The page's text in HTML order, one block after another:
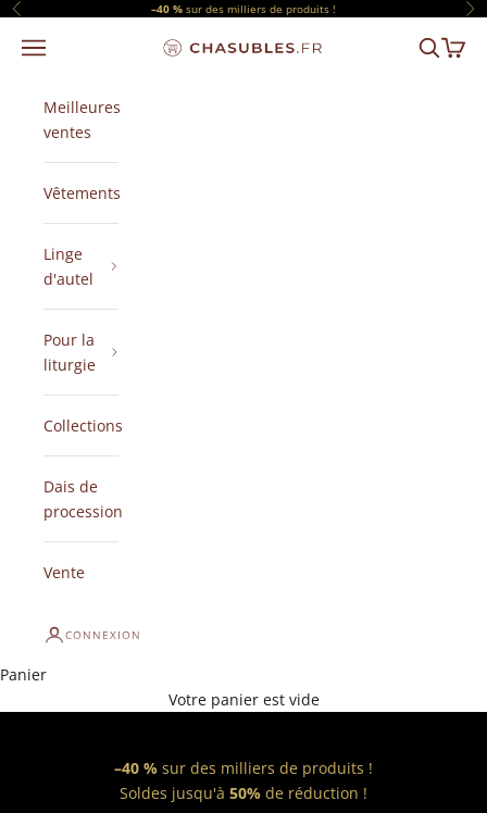
Passer au contenu
Précédent –40 % sur des milliers de produits !
CHASUBLES.FR
Menu Panier
Meilleures
ventes
Vêtements
Linge
d'autel
Pour la
liturgie
Collections
Dais de
procession
Vente
CONNEXION
Panier
Votre panier est vide
–40 % sur des milliers de produits !
Soldes jusqu'à 50% de réduction !